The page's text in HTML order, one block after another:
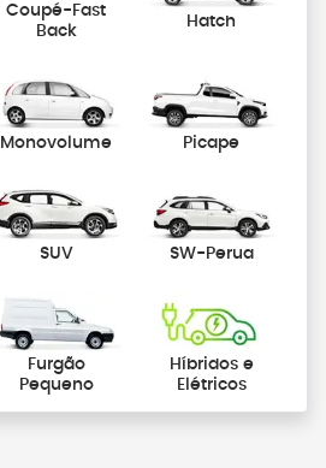
Coupé-Fast
Back
Hatch
Monovolume Picape
SUV SW-Perua
Furgão
Pequeno
Híbridos e
Elétricos